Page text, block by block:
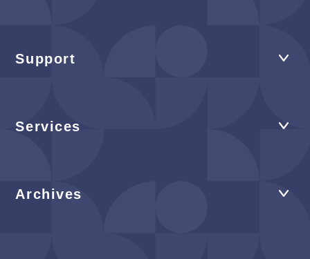
Support
Services
Archives